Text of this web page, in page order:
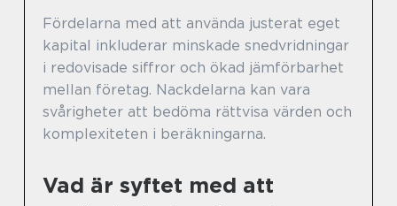
Fördelarna med att använda justerat eget
kapital inkluderar minskade snedvridningar
i redovisade siffror och ökad jämförbarhet
mellan företag. Nackdelarna kan vara
svårigheter att bedöma rättvisa värden och
komplexiteten i beräkningarna.
Vad är syftet med att